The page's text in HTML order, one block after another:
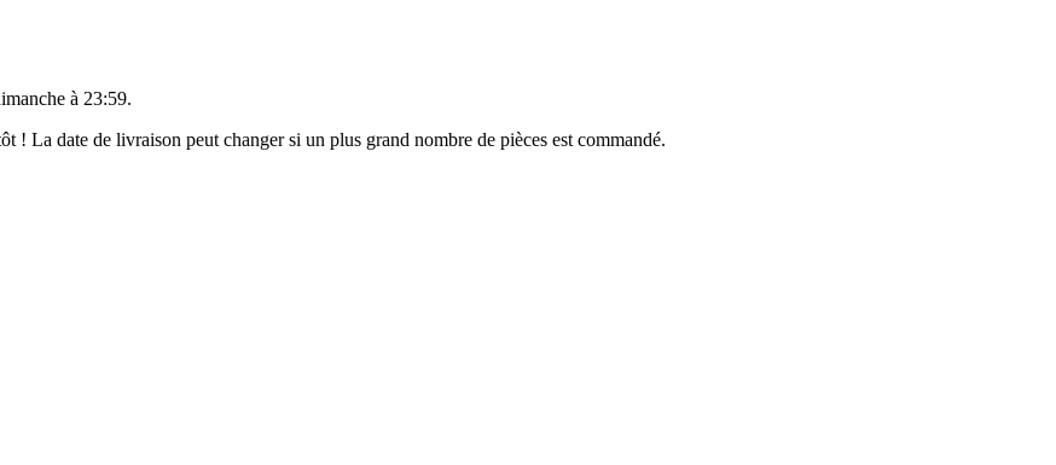
à 23:59.
! La date de livraison peut changer si un plus grand nombre de pièces est commandé.